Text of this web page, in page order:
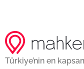
Türkiye’nin en